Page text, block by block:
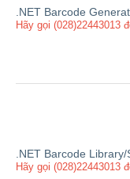
.NET Barcode
Hãy gọi (028)22443013
.NET Barcode
Hãy gọi (028)22443013